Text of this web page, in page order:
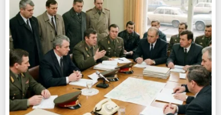
Войти